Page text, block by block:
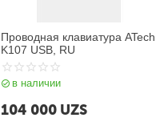
Проводная клавиатура ATech
K107 USB, RU
в наличии
104 000 UZS